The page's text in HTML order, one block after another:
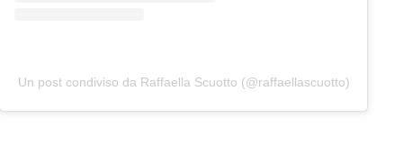
Un post condiviso da Raffaella Scuotto (@raffaellascuotto)